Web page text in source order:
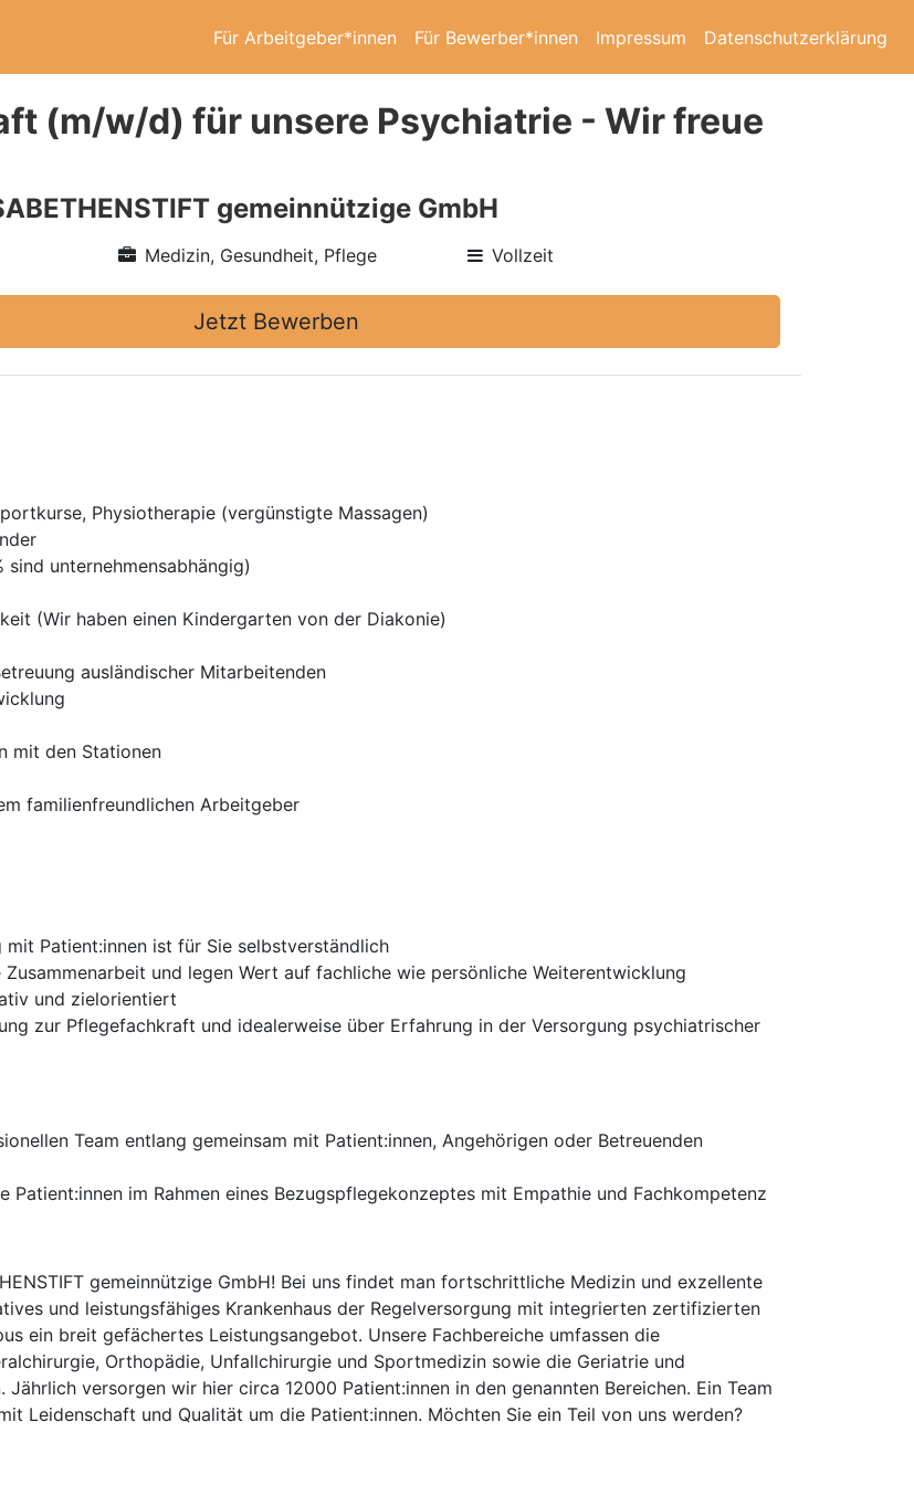
Für Arbeitgeber*innen Für Bewerber*innen Impressum Datenschutzerklärung
(m/w/d) für unsere Psychiatrie - Wir freue
gemeinnützige GmbH
Medizin, Gesundheit, Pflege Vollzeit
Jetzt Bewerben
Physiotherapie (vergünstigte Massagen)
unternehmensabhängig)
(Wir haben einen Kindergarten von der Diakonie)
ausländischer Mitarbeitenden
mit den Stationen
familienfreundlichen Arbeitgeber
Patient:innen ist für Sie selbstverständlich
und legen Wert auf fachliche wie persönliche Weiterentwicklung
und zielorientiert
zur Pflegefachkraft und idealerweise über Erfahrung in der Versorgung psychiatrischer
Team entlang gemeinsam mit Patient:innen, Angehörigen oder Betreuenden
im Rahmen eines Bezugspflegekonzeptes mit Empathie und Fachkompetenz
gemeinnützige GmbH! Bei uns findet man fortschrittliche Medizin und exzellente
und leistungsfähiges Krankenhaus der Regelversorgung mit integrierten zertifizierten
ein breit gefächertes Leistungsangebot. Unsere Fachbereiche umfassen die
Orthopädie, Unfallchirurgie und Sportmedizin sowie die Geriatrie und
versorgen wir hier circa 12000 Patient:innen in den genannten Bereichen. Ein Team
Leidenschaft und Qualität um die Patient:innen. Möchten Sie ein Teil von uns werden?